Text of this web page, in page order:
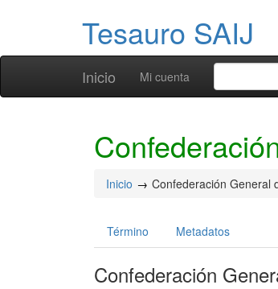
Tesauro SAIJ
Inicio Mi cuenta
Inicio Confederación General
Término Metadatos
Confederación